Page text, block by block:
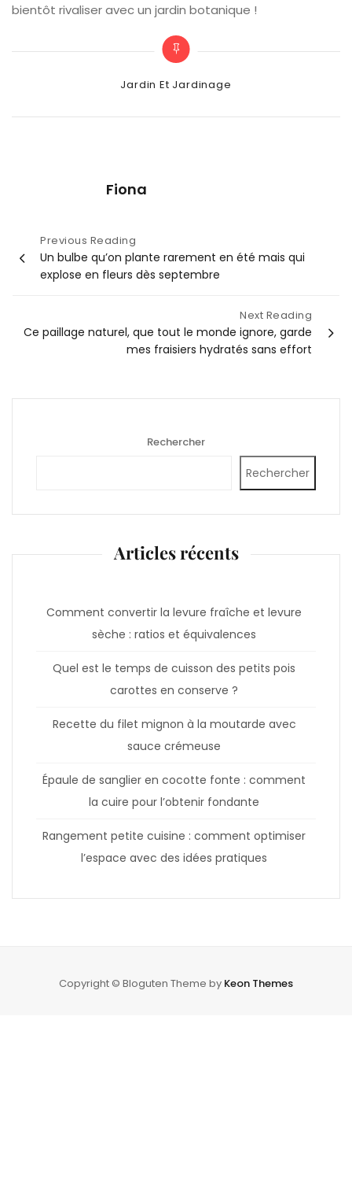
bientôt rivaliser avec un jardin botanique !
Categories
Jardin Et Jardinage
Fiona
Navigation
de
l’article
Previous Reading
Un bulbe qu’on plante rarement en été mais qui
explose en fleurs dès septembre
Next Reading
Ce paillage naturel, que tout le monde ignore, garde
mes fraisiers hydratés sans effort
Rechercher
Rechercher
Articles récents
Comment convertir la levure fraîche et levure
sèche : ratios et équivalences
Quel est le temps de cuisson des petits pois
carottes en conserve ?
Recette du filet mignon à la moutarde avec
sauce crémeuse
Épaule de sanglier en cocotte fonte : comment
la cuire pour l’obtenir fondante
Rangement petite cuisine : comment optimiser
l’espace avec des idées pratiques
Copyright © Bloguten Theme by Keon Themes